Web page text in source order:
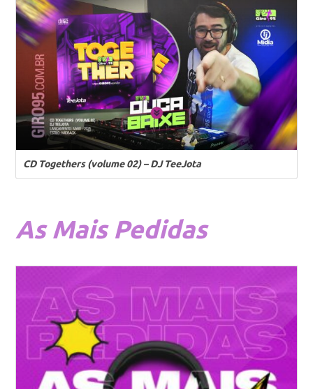
CD Togethers (volume 02) – DJ TeeJota
As Mais Pedidas